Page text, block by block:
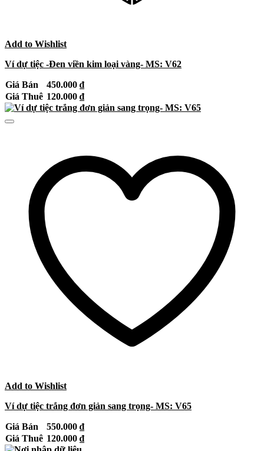
Add to Wishlist
Ví dự tiệc -Đen viền kim loại vàng- MS: V62
Giá Bán 450.000 ₫
Giá Thuê 120.000 ₫
Add to Wishlist
Ví dự tiệc trắng đơn giản sang trọng- MS: V65
Giá Bán 550.000 ₫
Giá Thuê 120.000 ₫